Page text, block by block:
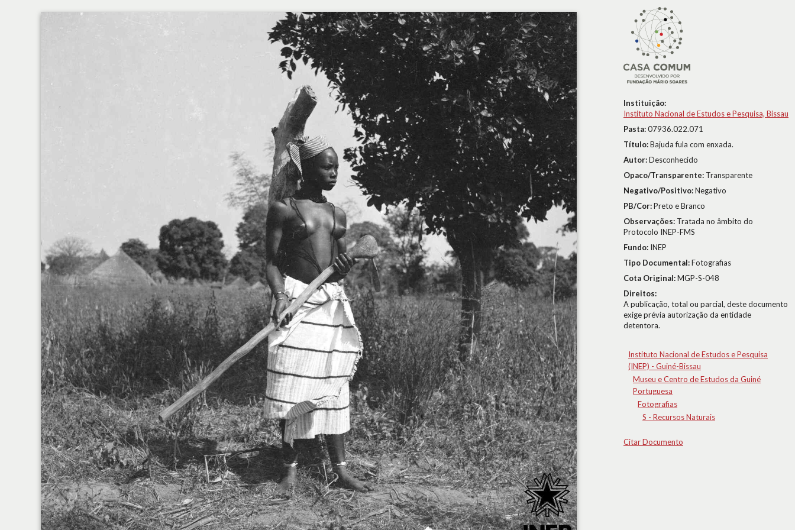
Instituição:
Instituto Nacional de Estudos e Pesquisa, Bissau
Pasta:07936.022.071
Título:Bajuda fula com enxada.
Autor:Desconhecido
Opaco/Transparente: Transparente
Negativo/Positivo:Negativo
PB/Cor:Preto e Branco
Observações: Tratada no âmbito do
Protocolo INEP-FMS
Fundo: INEP
Tipo Documental:Fotografias
Cota Original:MGP-S-048
Direitos:
A publicação, total ou parcial, deste documento
exige prévia autorização da entidade
detentora.
Instituto Nacional de Estudos e Pesquisa
(INEP) - Guiné-Bissau
Museu e Centro de Estudos da Guiné
Portuguesa
Fotografias
S - Recursos Naturais
Citar Documento